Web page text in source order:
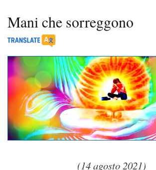
Mani che sorreggono
(14 agosto 2021)